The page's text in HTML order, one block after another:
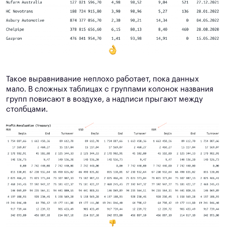
Такое выравнивание неплохо работает, пока данных
мало. В сложных таблицах с группами колонок названия
групп повисают в воздухе, а надписи прыгают между
столбцами.